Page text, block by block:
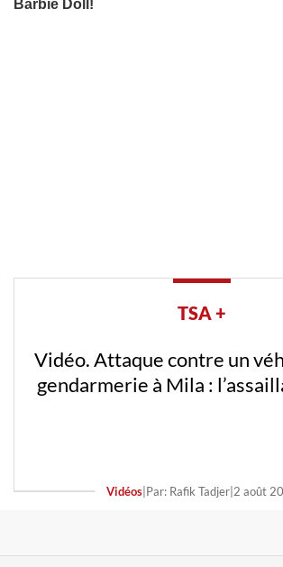
TSA +
Vidéo. Attaque contre un
gendarmerie à Mila :
Vidéos| Par: Rafik Tadjer| 2 août